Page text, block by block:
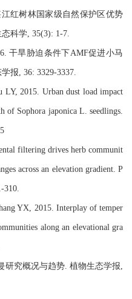
红树林国家级自然保护区优势
科学, 35(3): 1-7.
干旱胁迫条件下AMF促进小马
报, 36: 3329-3337.
2015. Urban dust load impact
of Sophora japonica L. seedlings.
filtering drives herb communit
across an elevation gradient. P
YX, 2015. Interplay of temper
along an elevational gra
研究概况与趋势. 植物生态学报,